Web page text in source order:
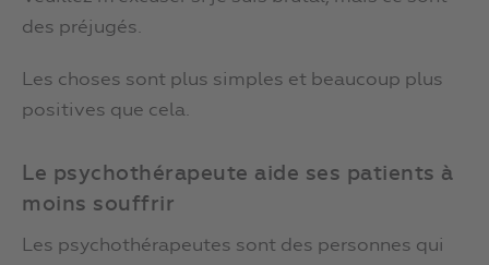
des préjugés.
Les choses sont plus simples et beaucoup plus
positives que cela.
Le psychothérapeute aide ses patients à
moins souffrir
Les psychothérapeutes sont des personnes qui